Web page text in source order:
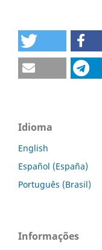
Idioma
English
Español (España)
Português (Brasil)
Informações